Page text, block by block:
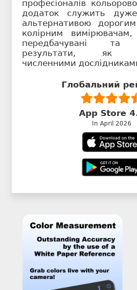
професіоналів
додаток служить
альтернативою
колірним вимірювачам,
передбачувані та
результати, як
численними
Глобальний
App Store
In April 2026